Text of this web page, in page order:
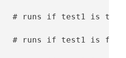
# runs if test1 is true
# runs if test1 is